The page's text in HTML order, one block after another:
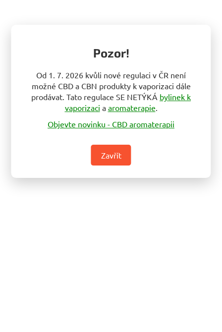
Pozor!
Od 1. 7. 2026 kvůli nové regulaci v ČR není
možné CBD a CBN produkty k vaporizaci dále
prodávat. Tato regulace SE NETÝKÁ bylinek k
vaporizaci a aromaterapie.
Objevte novinku - CBD aromaterapii
Zavřít